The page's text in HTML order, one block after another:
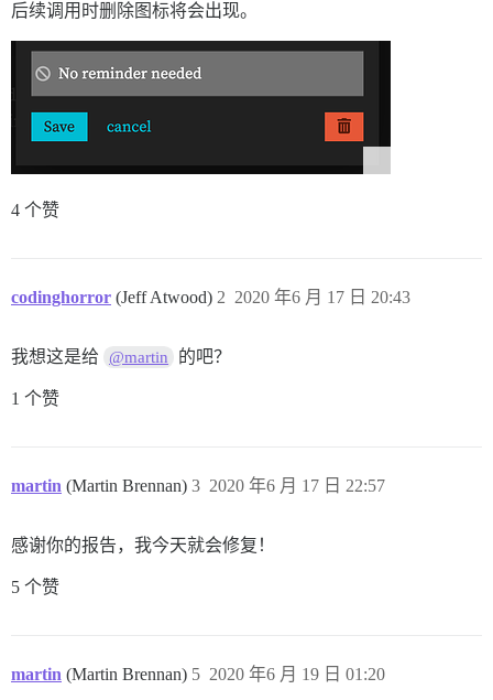
后续调用时删除图标将会出现。
4 个赞
codinghorror (Jeff Atwood) 2020 年6 月 17 日 20:43
2
我想这是给 @martin 的吧？
1 个赞
martin (Martin Brennan) 2020 年6 月 17 日 22:57
3
感谢你的报告，我今天就会修复！
5 个赞
martin (Martin Brennan) 2020 年6 月 19 日 01:20
5